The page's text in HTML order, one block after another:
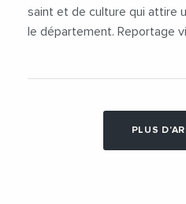
saint et de culture qui attire
le département. Reportage
PLUS